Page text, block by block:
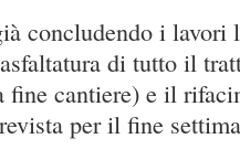
concludendo i lavori
di tutto il
fine cantiere) e il
per il fine